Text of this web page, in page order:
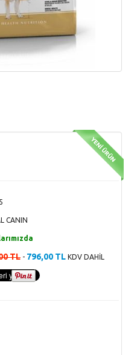
CANIN
TL - 796,00 TL KDV DAHİL